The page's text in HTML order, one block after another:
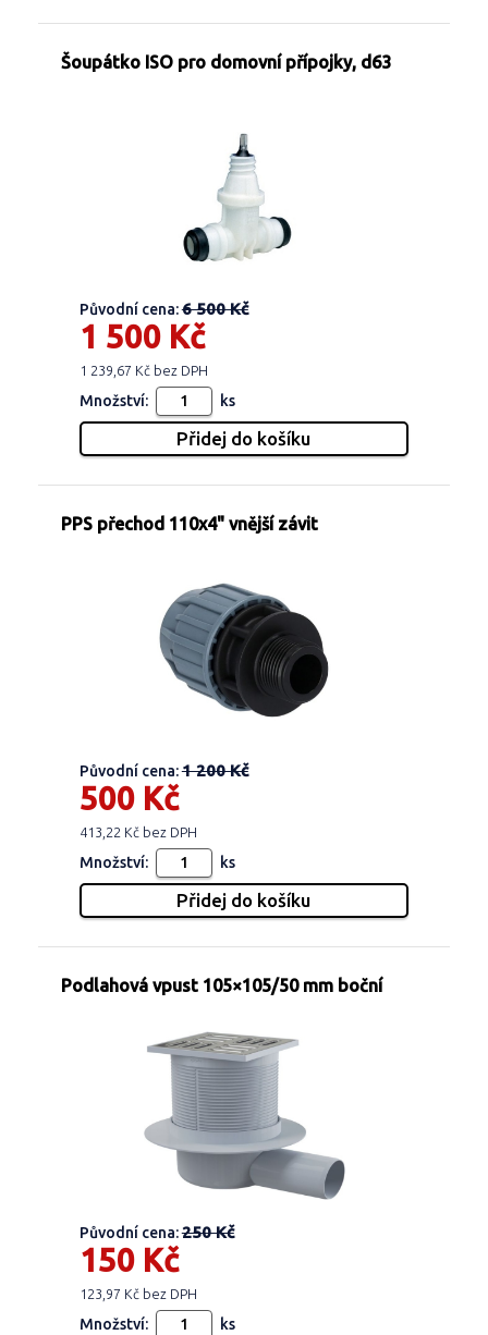
Šoupátko ISO pro domovní přípojky, d63
Původní cena:6 500 Kč
1 500 Kč
1 239,67 Kč bez DPH
Množství: ks
PPS přechod 110x4" vnější závit
Původní cena:1 200 Kč
500 Kč
413,22 Kč bez DPH
Množství: ks
Podlahová vpust 105×105/50 mm boční
Původní cena:250 Kč
150 Kč
123,97 Kč bez DPH
Množství: ks